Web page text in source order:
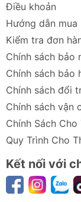
Mẫu xe phổ
25km/h, quãng
2.Segway
Nâng cấp từ
hơn, phù hợp di
3.Segway
Quãng đường
phù hợp với
4.Segway
Mẫu xe nhỏ
xe điện mini.
Điều khoản
Hướng dẫn mua
Kiểm tra đơn
Chính sách bảo
Chính sách bảo
Chính sách đổi
Chính sách vận
Chính Sách Cho
Quy Trình Cho
Kết nối với